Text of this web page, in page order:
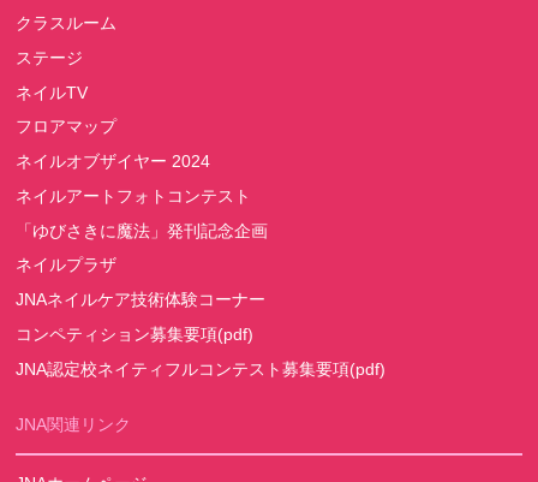
クラスルーム
ステージ
ネイルTV
フロアマップ
ネイルオブザイヤー 2024
ネイルアートフォトコンテスト
「ゆびさきに魔法」発刊記念企画
ネイルプラザ
JNAネイルケア技術体験コーナー
コンペティション募集要項(pdf)
JNA認定校ネイティフルコンテスト募集要項(pdf)
JNA関連リンク